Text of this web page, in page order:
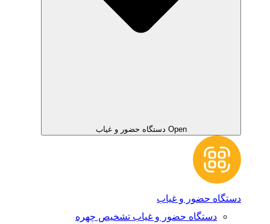
Open دستگاه حضور و غیاب
دستگاه حضور و غیاب
دستگاه حضور و غیاب تشخیص چهره